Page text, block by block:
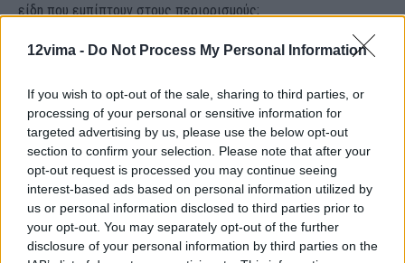
12vima - Do Not Process My Personal Information
If you wish to opt-out of the sale, sharing to third parties, or
processing of your personal or sensitive information for
targeted advertising by us, please use the below opt-out
section to confirm your selection. Please note that after your
opt-out request is processed you may continue seeing
interest-based ads based on personal information utilized by
us or personal information disclosed to third parties prior to
your opt-out. You may separately opt-out of the further
disclosure of your personal information by third parties on the
είδη που εμπίπτουν στους περιορισμούς;
5. Τι γίνεται με τα πρόστιμα που επιβλήθηκαν στο χρονικό
αποφάσεις; Πόσα έχουν εισπραχθεί, πόσα είναι τα
ληξιπρόθεσμα και τι μέτρα έχετε λάβει για την είσπραξη
τους;
6. Γιατί δεν έχουν αποσαφηνιστεί ακόμη και σήμερα τα βασικά
ή απαραίτητα είδη για την υγεία και την ασφάλεια του
καταναλωτή;